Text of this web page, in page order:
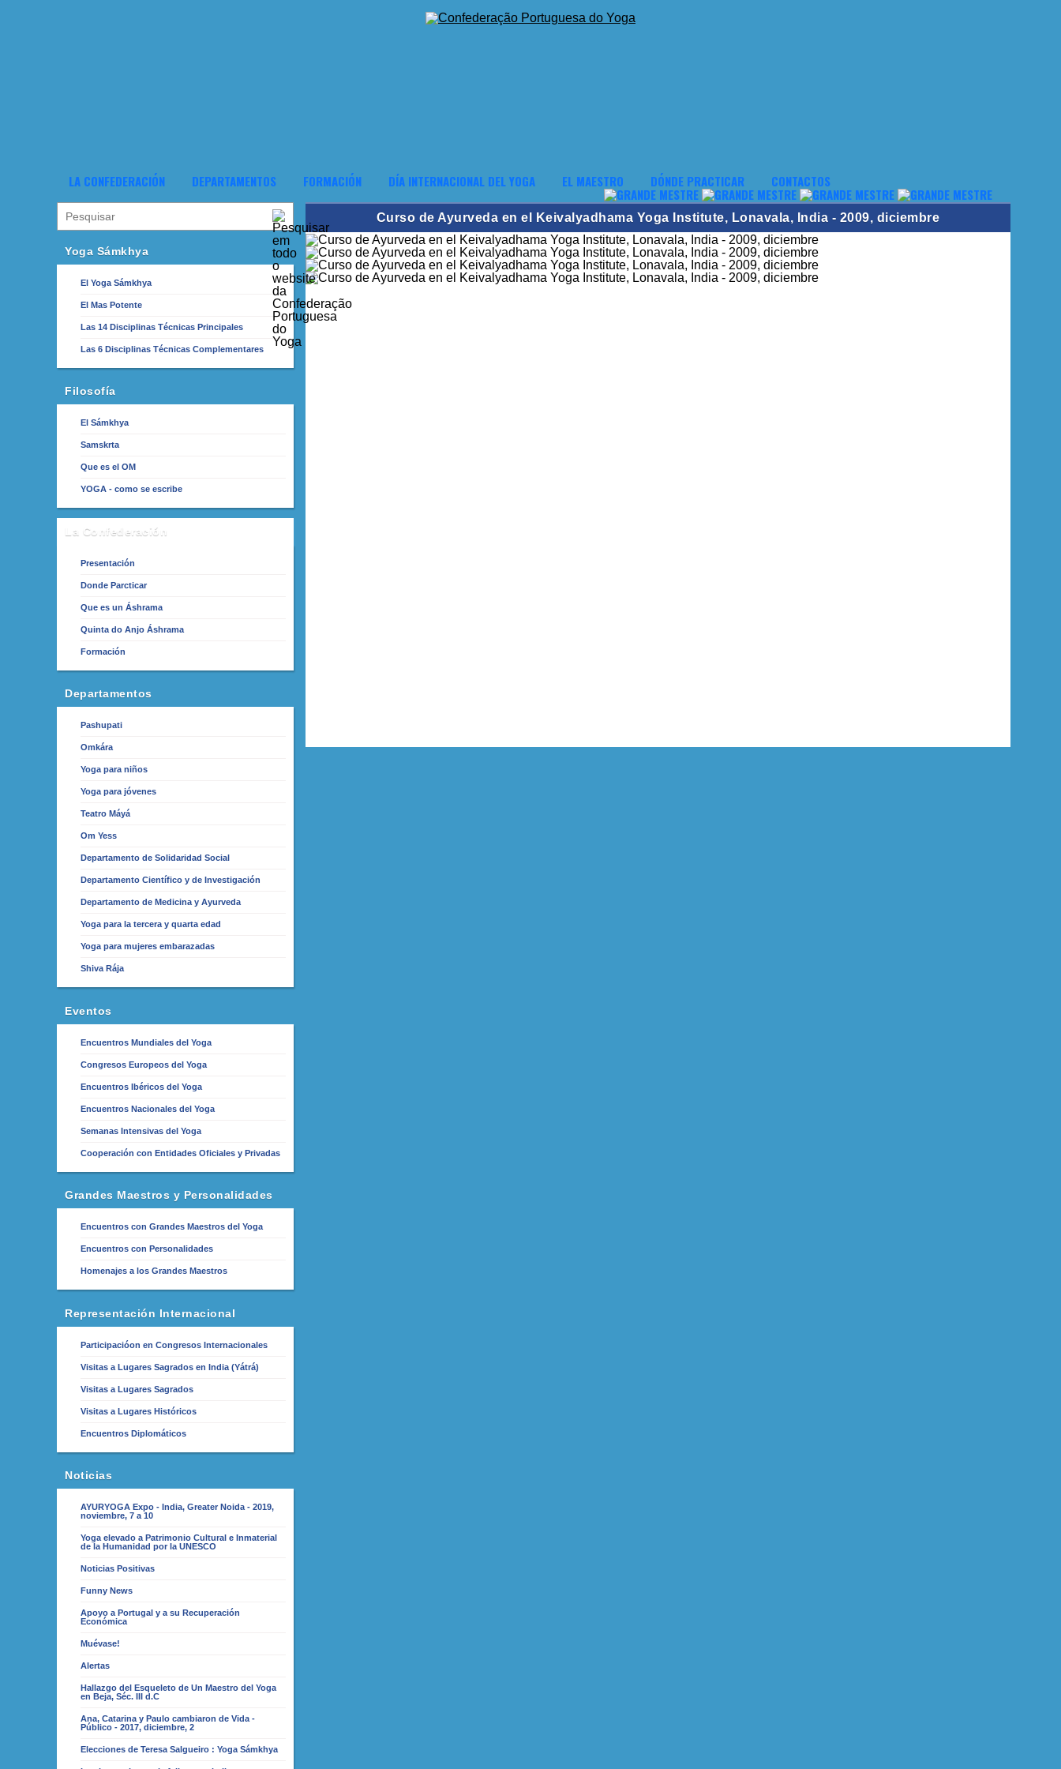
LA CONFEDERACIÓN DEPARTAMENTOS FORMACIÓN DÍA INTERNACIONAL DEL YOGA EL MAESTRO DÓNDE PRACTICAR CONTACTOS
Yoga Sámkhya
El Yoga Sámkhya
El Mas Potente
Las 14 Disciplinas Técnicas Principales
Las 6 Disciplinas Técnicas Complementares
Filosofía
El Sámkhya
Samskrta
Que es el OM
YOGA - como se escribe
La Confederación
Presentación
Donde Parcticar
Que es un Áshrama
Quinta do Anjo Áshrama
Formación
Departamentos
Pashupati
Omkára
Yoga para niños
Yoga para jóvenes
Teatro Máyá
Om Yess
Departamento de Solidaridad Social
Departamento Científico y de Investigación
Departamento de Medicina y Ayurveda
Yoga para la tercera y quarta edad
Yoga para mujeres embarazadas
Shiva Rája
Eventos
Encuentros Mundiales del Yoga
Congresos Europeos del Yoga
Encuentros Ibéricos del Yoga
Encuentros Nacionales del Yoga
Semanas Intensivas del Yoga
Cooperación con Entidades Oficiales y Privadas
Grandes Maestros y Personalidades
Encuentros con Grandes Maestros del Yoga
Encuentros con Personalidades
Homenajes a los Grandes Maestros
Representación Internacional
Participacióon en Congresos Internacionales
Visitas a Lugares Sagrados en India (Yátrá)
Visitas a Lugares Sagrados
Visitas a Lugares Históricos
Encuentros Diplomáticos
Noticias
AYURYOGA Expo - India, Greater Noida - 2019,
noviembre, 7 a 10
Yoga elevado a Patrimonio Cultural e Inmaterial
de la Humanidad por la UNESCO
Noticias Positivas
Funny News
Apoyo a Portugal y a su Recuperación
Económica
Muévase!
Alertas
Hallazgo del Esqueleto de Un Maestro del Yoga
en Beja, Séc. III d.C
Ana, Catarina y Paulo cambiaron de Vida -
Público - 2017, diciembre, 2
Elecciones de Teresa Salgueiro : Yoga Sámkhya
Curso de Ayurveda en el Keivalyadhama Yoga Institute, Lonavala, India - 2009, diciembre